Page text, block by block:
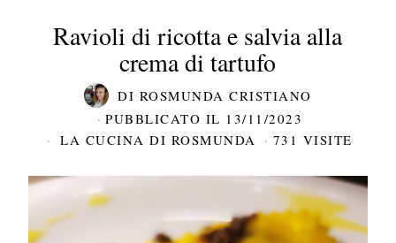
Ravioli di ricotta e salvia alla
crema di tartufo
DI ROSMUNDA CRISTIANO
PUBBLICATO IL 13/11/2023
LA CUCINA DI ROSMUNDA
731 VISITE